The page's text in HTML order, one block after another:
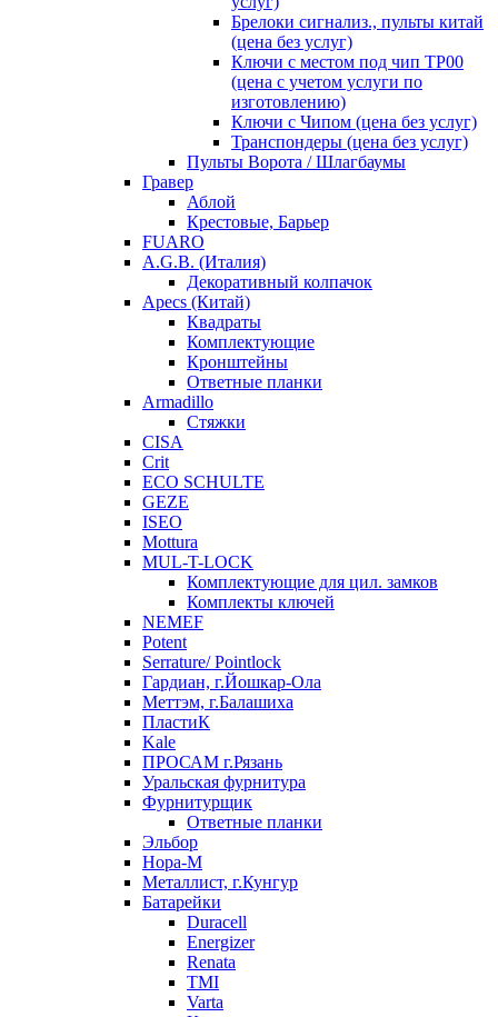
Брелоки сигнализ., пульты китай
(цена без услуг)
Ключи с местом под чип TP00
(цена с учетом услуги по
изготовлению)
Ключи с Чипом (цена без услуг)
Транспондеры (цена без услуг)
Пульты Ворота / Шлагбаумы
Гравер
Аблой
Крестовые, Барьер
FUARO
A.G.B. (Италия)
Декоративный колпачок
Apecs (Китай)
Квадраты
Комплектующие
Кронштейны
Ответные планки
Armadillo
Стяжки
CISA
Crit
ECO SCHULTE
GEZE
ISEO
Mottura
MUL-T-LOCK
Комплектующие для цил. замков
Комплекты ключей
NEMEF
Potent
Serrature/ Pointlock
Гардиан, г.Йошкар-Ола
Меттэм, г.Балашиха
ПластиК
Kale
ПРОСАМ г.Рязань
Уральская фурнитура
Фурнитурщик
Ответные планки
Эльбор
Нора-М
Металлист, г.Кунгур
Батарейки
Duracell
Energizer
Renata
TMI
Varta